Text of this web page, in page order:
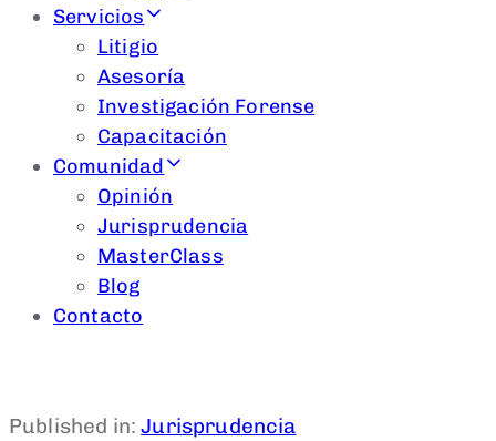
Servicios
Litigio
Asesoría
Investigación Forense
Capacitación
Comunidad
Opinión
Jurisprudencia
MasterClass
Blog
Contacto
Published in: Jurisprudencia